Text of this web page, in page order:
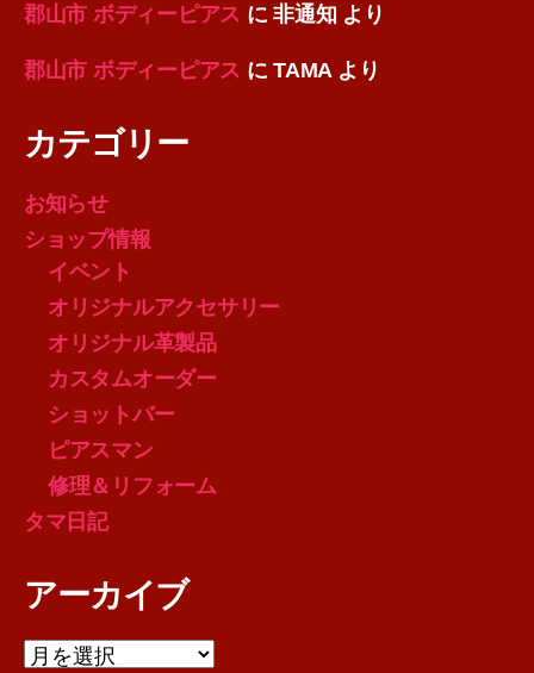
郡山市 ボディーピアス に非通知 より
郡山市 ボディーピアス にTAMAより
カテゴリー
お知らせ
ショップ情報
イベント
オリジナルアクセサリー
オリジナル革製品
カスタムオーダー
ショットバー
ピアスマン
修理＆リフォーム
タマ日記
アーカイブ
ア